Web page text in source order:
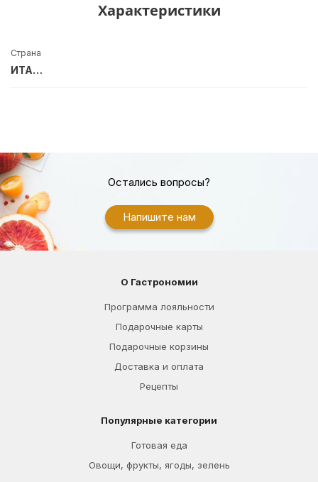
Характеристики
Страна
ИТАЛИЯ
Остались вопросы?
Напишите нам
О Гастрономии
Программа лояльности
Подарочные карты
Подарочные корзины
Доставка и оплата
Рецепты
Популярные категории
Готовая еда
Овощи, фрукты, ягоды, зелень